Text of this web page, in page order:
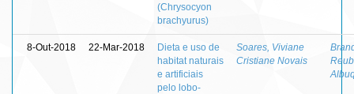
(Chrysocyon
brachyurus)
8-Out-2018 22-Mar-2018
Dieta e uso de
habitat naturais
e artificiais
pelo lobo-
Soares, Viviane
Cristiane Novais